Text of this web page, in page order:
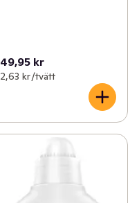
49,95 kr
2,63 kr /tvätt